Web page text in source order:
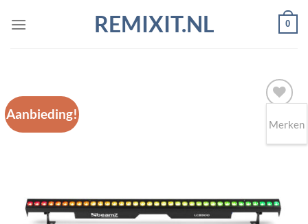
naar
REMIXIT.NL 0
Aanbieding!
Toevoegen
Merken